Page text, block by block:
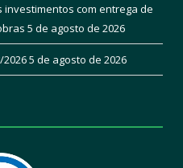
com entrega de
5 de agosto de 2026
20265 de agosto de 2026